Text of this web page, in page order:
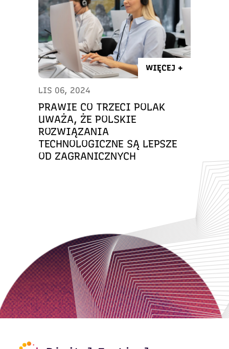
WIĘCEJ +
LIS 06, 2024
PRAWIE CO TRZECI POLAK
UWAŻA, ŻE POLSKIE
ROZWIĄZANIA
TECHNOLOGICZNE SĄ LEPSZE
OD ZAGRANICZNYCH